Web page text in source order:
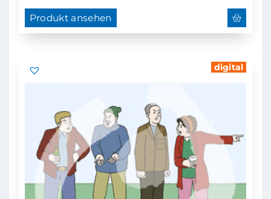
Produkt ansehen
digital